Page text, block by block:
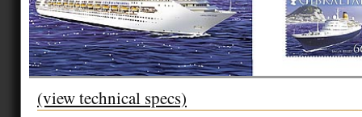
(view technical specs)